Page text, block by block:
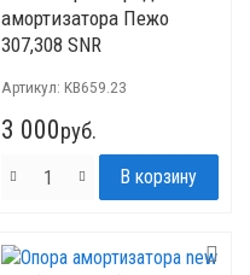
амортизатора Пежо
307,308 SNR
Артикул: KB659.23
3 000руб.